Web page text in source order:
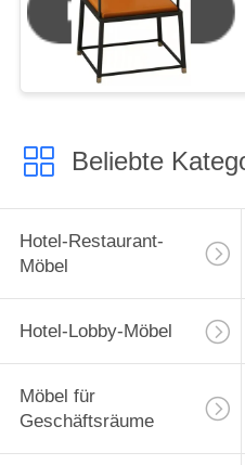
Beliebte
Hotel-Restaurant-
Möbel
Hotel-Lobby-Möbel
Möbel für
Geschäftsräume